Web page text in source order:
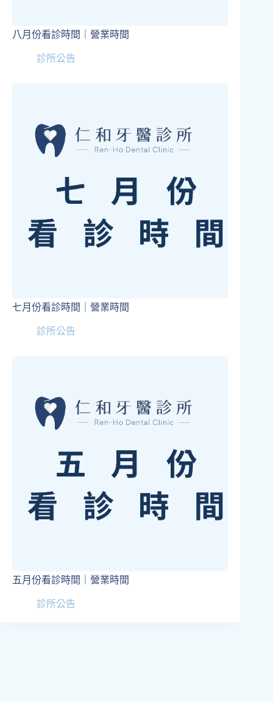
八月份看診時間｜營業時間
診所公告
七月份看診時間｜營業時間
診所公告
五月份看診時間｜營業時間
診所公告